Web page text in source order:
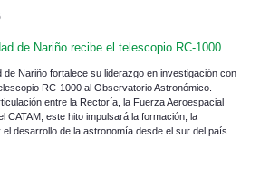
de Nariño recibe el telescopio RC-1000
de Nariño fortalece su liderazgo en investigación con
RC-1000 al Observatorio Astronómico.
entre la Rectoría, la Fuerza Aeroespacial
CATAM, este hito impulsará la formación, la
desarrollo de la astronomía desde el sur del país.